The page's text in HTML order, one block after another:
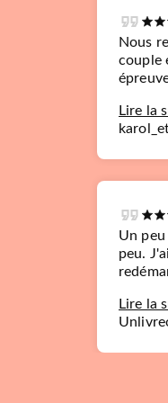
Nous
couple
Lire la
Un
peu.
Lire la